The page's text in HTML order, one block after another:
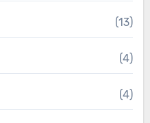
(13)
(4)
(4)